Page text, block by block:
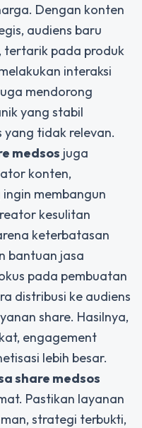
Dengan konten
audiens baru
tertarik pada produk
interaksi
mendorong
yang stabil
tidak relevan.
medsos juga
konten,
membangun
kesulitan
keterbatasan
bantuan jasa
pada pembuatan
distribusi ke audiens
share. Hasilnya,
engagement
lebih besar.
share medsos
Pastikan layanan
strategi terbukti,